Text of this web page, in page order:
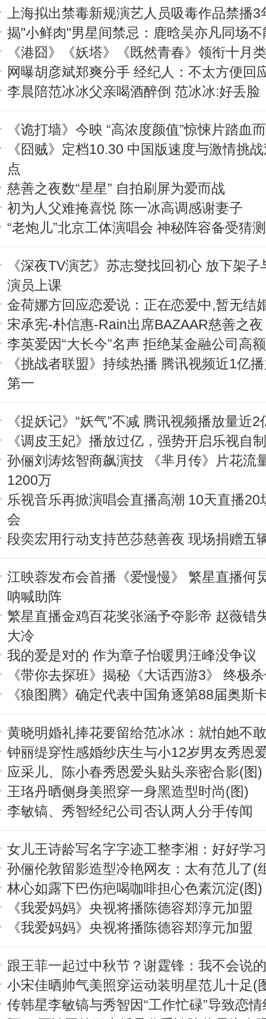
上海拟出禁毒新规演艺人员吸毒作品禁播3
揭"小鲜肉"男星间禁忌：鹿晗吴亦凡同场不
《港囧》《妖塔》《既然青春》领衔十月
网曝胡彦斌郑爽分手 经纪人：不太方便回
李晨陪范冰冰父亲喝酒醉倒 范冰冰:好丢脸
《诡打墙》今映 “高浓度颜值”惊悚片踏血
《囧贼》定档10.30 中国版速度与激情挑
点
慈善之夜数“星星” 自拍刷屏为爱而战
初为人父难掩喜悦 陈一冰高调感谢妻子
“老炮儿”北京工体演唱会 神秘阵容备受猜测
《深夜TV演艺》苏志燮找回初心 放下架子
演员上课
金荷娜方回应恋爱说：正在恋爱中,暂无结
宋承宪-朴信惠-Rain出席BAZAAR慈善之夜
李英爱因“大长今”名声 拒绝某金融公司高
《挑战者联盟》持续热播 腾讯视频近1亿
第一
《捉妖记》“妖气”不减 腾讯视频播放量近2
《调皮王妃》播放过亿，强势开启乐视自
孙俪刘涛炫智商飙演技 《芈月传》片花流
1200万
乐视音乐再掀演唱会直播高潮 10天直播20
会
段奕宏用行动支持芭莎慈善夜 现场捐赠五
江映蓉发布会首播《爱慢慢》 繁星直播何
呐喊助阵
繁星直播金鸡百花奖张涵予夺影帝 赵薇错
大冷
我的爱是对的 作为章子怡暖男汪峰没争议
《带你去探班》揭秘《大话西游3》 终极
《狼图腾》确定代表中国角逐第88届奥斯
黄晓明婚礼捧花要留给范冰冰：就怕她不
钟丽缇穿性感婚纱庆生与小12岁男友秀恩
应采儿、陈小春秀恩爱头贴头亲密合影(图)
王珞丹晒侧身美照穿一身黑造型时尚(图)
李敏镐、秀智经纪公司否认两人分手传闻
女儿王诗龄写名字字迹工整李湘：好好学
孙俪伦敦留影造型冷艳网友：太有范儿了(
林心如露下巴伤疤喝咖啡担心色素沉淀(图)
《我爱妈妈》央视将播陈德容郑淳元加盟
《我爱妈妈》央视将播陈德容郑淳元加盟
跟王菲一起过中秋节？谢霆锋：我不会说
小宋佳晒帅气美照穿运动装明星范儿十足(
传韩星李敏镐与秀智因“工作忙碌”导致恋